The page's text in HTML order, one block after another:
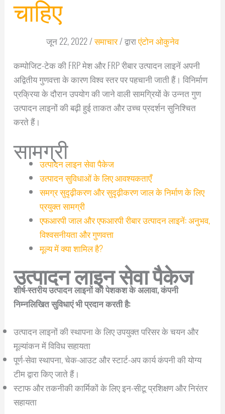
चाहिए
जून 22, 2022/समाचार/ द्वाराएंटोन ओकुनेव
कम्पोजिट-टेक की FRP मेश और FRP रीबार उत्पादन लाइनें अपनी
अद्वितीय गुणवत्ता के कारण विश्व स्तर पर पहचानी जाती हैं। विनिर्माण
प्रक्रिया के दौरान उपयोग की जाने वाली सामग्रियों के उन्नत गुण
उत्पादन लाइनों की बढ़ी हुई ताकत और उच्च प्रदर्शन सुनिश्चित
करते हैं।
सामग्री
उत्पादन लाइन सेवा पैकेज
उत्पादन सुविधाओं के लिए आवश्यकताएँ
समग्र सुदृढ़ीकरण और सुदृढ़ीकरण जाल के निर्माण के लिए
प्रयुक्त सामग्री
एफआरपी जाल और एफआरपी रीबार उत्पादन लाइनें: अनुभव,
विश्वसनीयता और गुणवत्ता
मूल्य में क्या शामिल है?
उत्पादन लाइन सेवा पैकेज
शीर्ष-स्तरीय उत्पादन लाइनों की पेशकश के अलावा, कंपनी
निम्नलिखित सुविधाएं भी प्रदान करती है:
उत्पादन लाइनों की स्थापना के लिए उपयुक्त परिसर के चयन और
मूल्यांकन में विविध सहायता
पूर्ण-सेवा स्थापना, चेक-आउट और स्टार्ट-अप कार्य कंपनी की योग्य
टीम द्वारा किए जाते हैं।
स्टाफ और तकनीकी कार्मिकों के लिए इन-सीटू प्रशिक्षण और निरंतर
सहायता